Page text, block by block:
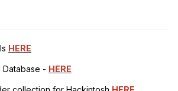
HERE
Database - HERE